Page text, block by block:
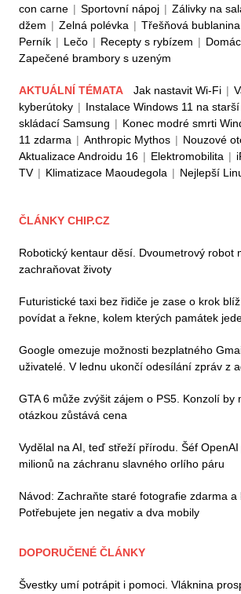
con carne | Sportovní nápoj | Zálivky na
džem | Zelná polévka | Třešňová bublanina
Perník | Lečo | Recepty s rybízem |
Zapečené brambory s uzeným
AKTUÁLNÍ TÉMATA Jak nastavit Wi-Fi |
kyberútoky | Instalace Windows 11 na
skládací Samsung | Konec modré smrti
11 zdarma | Anthropic Mythos | Nouzové
Aktualizace Androidu 16 | Elektromobilita |
TV | Klimatizace Maoudegola | Nejlepší
ČLÁNKY CHIP.CZ
Robotický kentaur děsí. Dvoumetrový robot
zachraňovat životy
Futuristické taxi bez řidiče je zase o krok
povídat a řekne, kolem kterých památek
Google omezuje možnosti bezplatného
uživatelé. V lednu ukončí odesílání zpráv z
GTA 6 může zvýšit zájem o PS5. Konzolí by
otázkou zůstává cena
Vydělal na AI, teď střeží přírodu. Šéf
milionů na záchranu slavného orlího páru
Návod: Zachraňte staré fotografie zdarma a
Potřebujete jen negativ a dva mobily
DOPORUČENÉ ČLÁNKY
Švestky umí potrápit i pomoci. Vláknina